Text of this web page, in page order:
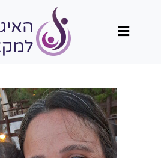
תפריט